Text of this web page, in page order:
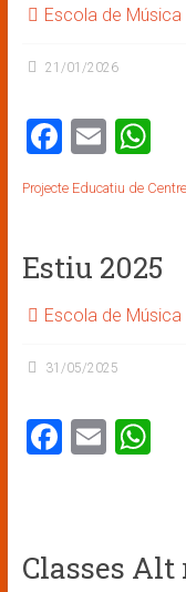
ok
p
Escola de
21/01/2026
F
a
ce
o
ok
E
m
ai
W
h
at
A
p
Projecte Educatiu de
Estiu 2025
Escola de
31/05/2025
F
o
E W
A
Classes